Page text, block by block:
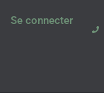
Se connecter